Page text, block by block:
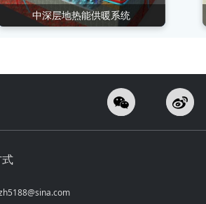
中深层地热能供暖系统